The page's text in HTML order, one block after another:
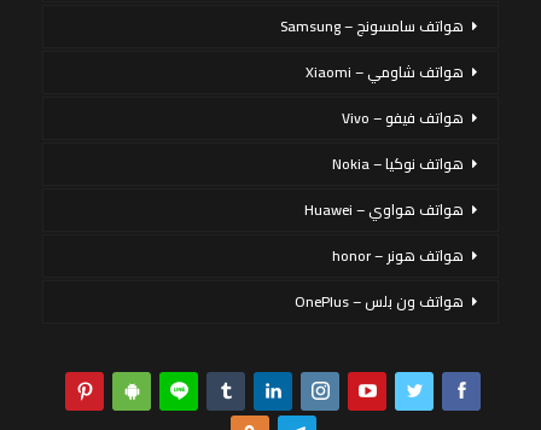
هواتف سامسونج – Samsung
هواتف شاومي – Xiaomi
هواتف فيفو – Vivo
هواتف نوكيا – Nokia
هواتف هواوي – Huawei
هواتف هونر – honor
هواتف ون بلس – OnePlus